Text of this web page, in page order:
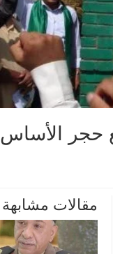
حجر الأساس
مقالات مشابهة